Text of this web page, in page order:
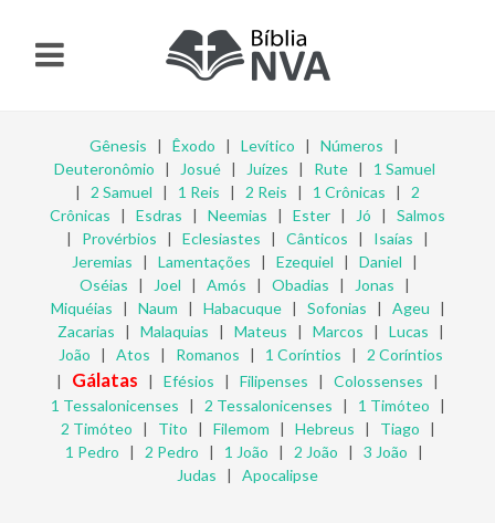
Gênesis | Êxodo | Levítico | Números |
Deuteronômio | Josué| Juízes | Rute| 1 Samuel
| 2 Samuel | 1 Reis | 2 Reis | 1 Crônicas | 2
Crônicas | Esdras | Neemias | Ester | Jó | Salmos
| Provérbios | Eclesiastes | Cânticos | Isaías |
Jeremias | Lamentações | Ezequiel | Daniel |
Oséias | Joel | Amós | Obadias | Jonas |
Miquéias | Naum | Habacuque| Sofonias | Ageu |
Zacarias | Malaquias | Mateus | Marcos | Lucas |
João | Atos | Romanos | 1 Coríntios | 2 Coríntios
| Gálatas | Efésios | Filipenses | Colossenses |
1 Tessalonicenses | 2 Tessalonicenses | 1 Timóteo |
2 Timóteo | Tito | Filemom | Hebreus | Tiago |
1 Pedro | 2 Pedro | 1 João | 2 João | 3 João |
Judas | Apocalipse